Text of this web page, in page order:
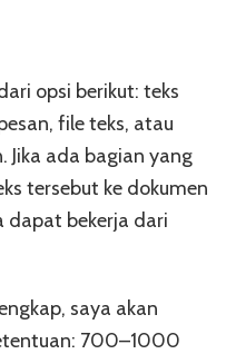
opsi berikut: teks
file teks, atau
Jika ada bagian yang
tersebut ke dokumen
dapat bekerja dari
saya akan
700–1000